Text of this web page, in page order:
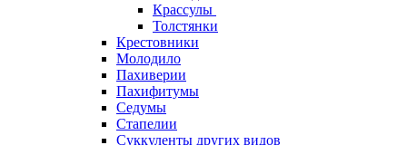
Крассулы
Толстянки
Крестовники
Молодило
Пахиверии
Пахифитумы
Седумы
Стапелии
Суккуленты других видов